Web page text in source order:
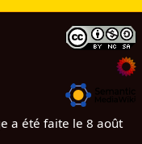
a été faite le 8 août